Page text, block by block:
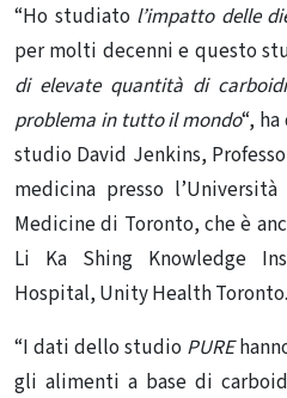
“Ho studiato l’impatto delle
per molti decenni e questo
di elevate quantità di
problema in tutto il mondo“,
studio David Jenkins,
medicina presso
Medicine di Toronto, che è
Li Ka Shing Knowledge
Hospital, Unity Health Toronto.
“I dati dello studio PURE
gli alimenti a base di